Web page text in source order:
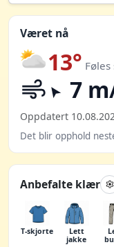
Været nå
13° Føles
7
Oppdatert
Det blir opphold
Anbefalte klær
T-skjorte
Lett
jakke